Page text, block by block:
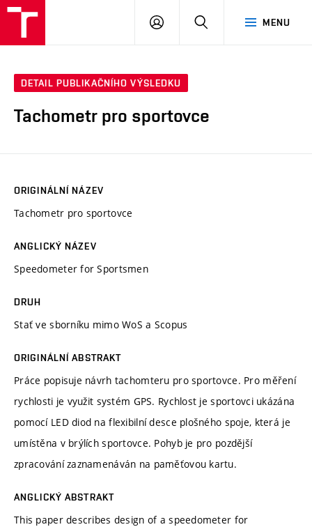
MENU
PŘIHLÁSIT
DETAIL PUBLIKAČNÍHO VÝSLEDKU
Tachometr pro sportovce
ORIGINÁLNÍ NÁZEV
Tachometr pro sportovce
ANGLICKÝ NÁZEV
Speedometer for Sportsmen
DRUH
Stať ve sborníku mimo WoS a Scopus
ORIGINÁLNÍ ABSTRAKT
Práce popisuje návrh tachomteru pro sportovce. Pro měření
rychlosti je využit systém GPS. Rychlost je sportovci ukázána
pomocí LED diod na flexibilní desce plošného spoje, která je
umístěna v brýlích sportovce. Pohyb je pro pozdější
zpracování zaznamenáván na paměťovou kartu.
ANGLICKÝ ABSTRAKT
This paper describes design of a speedometer for